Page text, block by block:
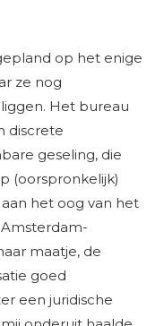
op het enige
ze nog
Het bureau
discrete
geseling, die
(oorspronkelijk)
het oog van het
maatje, de
goed
een juridische